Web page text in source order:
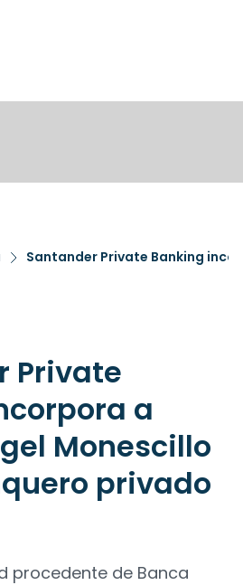
Private
a
Monescillo
privado
procedente de Banca